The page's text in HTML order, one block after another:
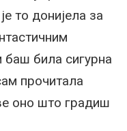
то донијела за
била сигурна
прочитала
оно што градиш